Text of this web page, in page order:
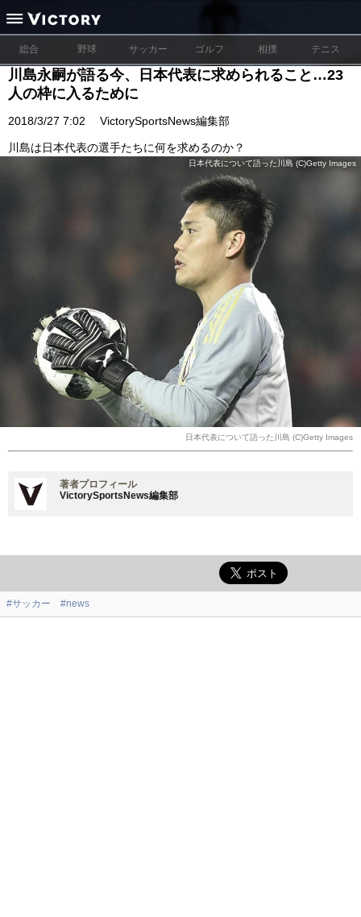
総合 野球 サッカー ゴルフ 相撲 テニス
川島永嗣が語る今、日本代表に求められること…23
人の枠に入るために
2018/3/27 7:02 VictorySportsNews編集部
川島は日本代表の選手たちに何を求めるのか？
日本代表について語った川島 (C)Getty Images
日本代表について語った川島 (C)Getty Images
著者プロフィール
VictorySportsNews編集部
#サッカー #news